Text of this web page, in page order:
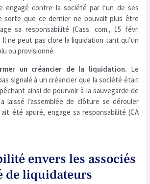
engagé contre la société par l’un de ses
sorte que ce dernier ne pouvait plus être
sa responsabilité (Cass. com., 15 févr.
Il ne peut pas clore la liquidation tant qu’un
ou provisionné.
un créancier de la liquidation. Le
signalé à un créancier que la société était
ainsi de pourvoir à la sauvegarde de
laissé l’assemblée de clôture se dérouler
été apuré, engage sa responsabilité (CA
envers les associés
de liquidateurs